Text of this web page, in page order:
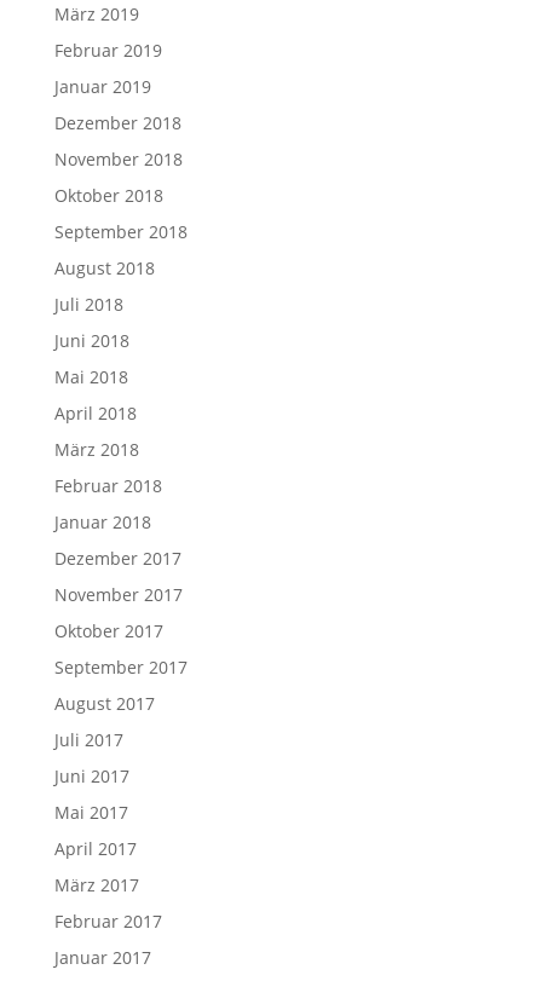
März 2019
Februar 2019
Januar 2019
Dezember 2018
November 2018
Oktober 2018
September 2018
August 2018
Juli 2018
Juni 2018
Mai 2018
April 2018
März 2018
Februar 2018
Januar 2018
Dezember 2017
November 2017
Oktober 2017
September 2017
August 2017
Juli 2017
Juni 2017
Mai 2017
April 2017
März 2017
Februar 2017
Januar 2017